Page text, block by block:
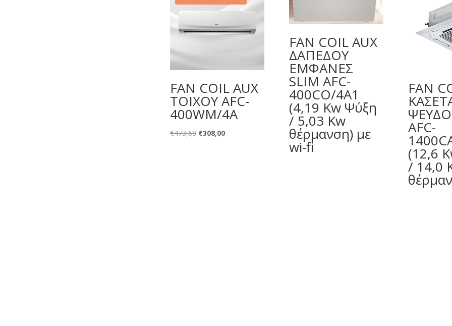
FAN COIL AUX
TOIXOY AFC-
400WM/4A
€473,68 Original
€308,00Η
FAN COIL AUX
ΔΑΠΕΔΟΥ
ΕΜΦΑΝΕΣ
SLIM AFC-
400CO/4A1
(4,19 Kw Ψύξη
/ 5,03 Kw
θέρμανση) με
wi-fi
FAN
AFC-
(12,6
/ 14,0